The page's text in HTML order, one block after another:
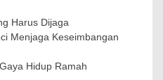
Harus Dijaga
Menjaga Keseimbangan
Hidup Ramah